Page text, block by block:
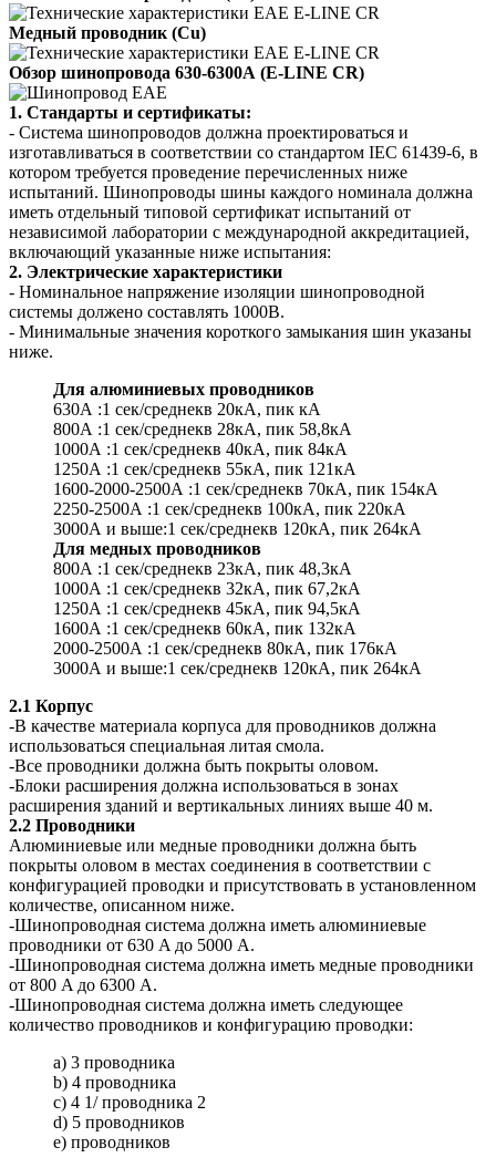
Медный проводник (Cu)
Обзор шинопровода 630-6300А (E-LINE CR)
1. Стандарты и сертификаты:
- Система шинопроводов должна проектироваться и
изготавливаться в соответствии со стандартом IEC 61439-6, в
котором требуется проведение перечисленных ниже
испытаний. Шинопроводы шины каждого номинала должна
иметь отдельный типовой сертификат испытаний от
независимой лаборатории с международной аккредитацией,
включающий указанные ниже испытания:
2. Электрические характеристики
- Номинальное напряжение изоляции шинопроводной
системы должено составлять 1000В.
- Минимальные значения короткого замыкания шин указаны
ниже.
Для алюминиевых проводников
630А :1 сек/среднекв 20кA, пик кA
800А :1 сек/среднекв 28кA, пик 58,8кA
1000А :1 сек/среднекв 40кA, пик 84кA
1250А :1 сек/среднекв 55кA, пик 121кA
1600-2000-2500А :1 сек/среднекв 70кA, пик 154кA
2250-2500А :1 сек/среднекв 100кA, пик 220кA
3000А и выше:1 сек/среднекв 120кA, пик 264кA
Для медных проводников
800А :1 сек/среднекв 23кА, пик 48,3кА
1000А :1 сек/среднекв 32кA, пик 67,2кA
1250А :1 сек/среднекв 45кA, пик 94,5кA
1600А :1 сек/среднекв 60кA, пик 132кA
2000-2500А :1 сек/среднекв 80кA, пик 176кA
3000А и выше:1 сек/среднекв 120кA, пик 264кA
2.1 Корпус
-В качестве материала корпуса для проводников должна
использоваться специальная литая смола.
-Все проводники должна быть покрыты оловом.
-Блоки расширения должна использоваться в зонах
расширения зданий и вертикальных линиях выше 40 м.
2.2 Проводники
Алюминиевые или медные проводники должна быть
покрыты оловом в местах соединения в соответствии с
конфигурацией проводки и присутствовать в установленном
количестве, описанном ниже.
-Шинопроводная система должна иметь алюминиевые
проводники от 630 A до 5000 A.
-Шинопроводная система должна иметь медные проводники
от 800 A до 6300 A.
-Шинопроводная система должна иметь следующее
количество проводников и конфигурацию проводки:
a) 3 проводника
b) 4 проводника
c) 4 1/ проводника 2
d) 5 проводников
e) проводников